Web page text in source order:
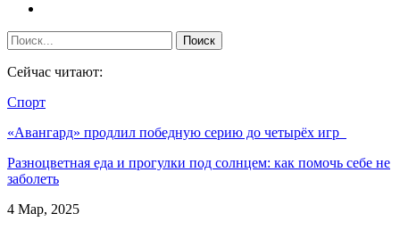
Сейчас читают:
Спорт
«Авангард» продлил победную серию до четырёх игр
Разноцветная еда и прогулки под солнцем: как помочь себе не
заболеть
4 Мар, 2025